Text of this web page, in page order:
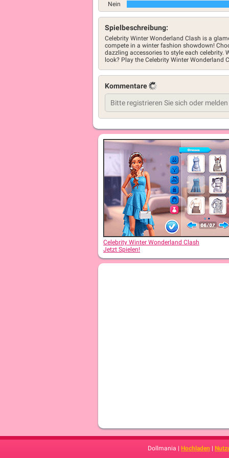
Nein
Spielbeschreibung:
Celebrity Winter Wonderland Clash is a
compete in a winter fashion showdown!
dazzling accessories to style each celebrity.
look? Play the Celebrity Winter Wonderland
Kommentare
Celebrity Winter Wonderland Clash
Jetzt Spielen!
Dollmania | Hochladen |